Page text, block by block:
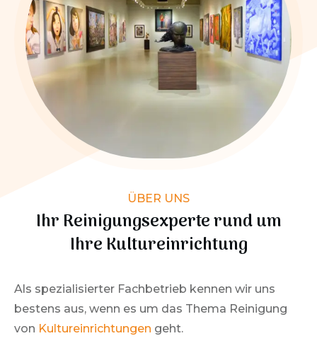
ÜBER UNS
Ihr Reinigungsexperte rund um
Ihre Kultureinrichtung
Als spezialisierter Fachbetrieb kennen wir uns
bestens aus, wenn es um das Thema Reinigung
von Kultureinrichtungen geht.